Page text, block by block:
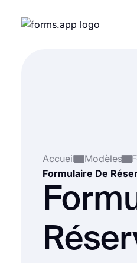
Accueil Modèles